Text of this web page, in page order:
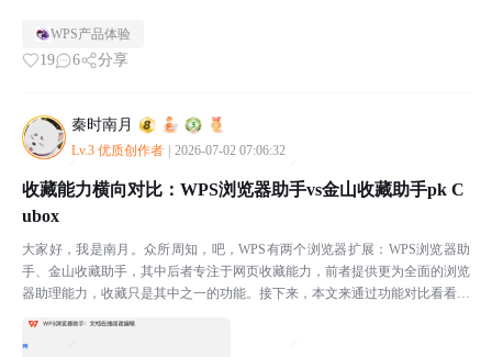
WPS产品体验
19 6 分享
秦时南月
Lv.3 优质创作者 2026-07-02 07:06:32
收藏能力横向对比：WPS浏览器助手vs金山收藏助手pk C
ubox
大家好，我是南月。众所周知，吧，WPS有两个浏览器扩展：WPS浏览器助
手、金山收藏助手，其中后者专注于网页收藏能力，前者提供更为全面的浏览
器助理能力，收藏只是其中之一的功能。接下来，本文来通过功能对比看看这